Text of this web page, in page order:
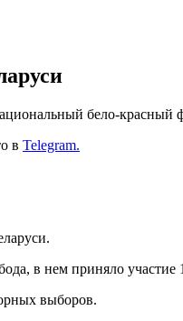
бело-красный
в Telegram.
в нем приняло участие
выборов.